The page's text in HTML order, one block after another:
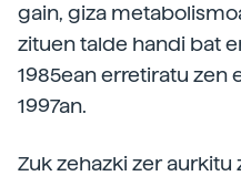
gain, giza
zituen talde handi bat
1985ean erretiratu zen
1997an.
Zuk zehazki zer aurkitu